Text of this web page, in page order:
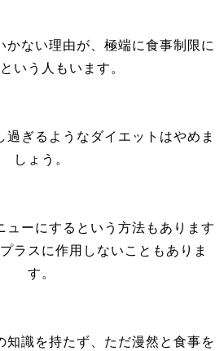
かない理由が、極端に食事制限に
いう人もいます。
過ぎるようなダイエットはやめま
しょう。
ューにするという方法もあります
ラスに作用しないこともありま
す。
知識を持たず、ただ漫然と食事を